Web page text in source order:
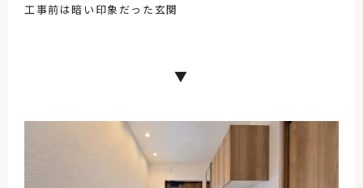
工事前は暗い印象だった玄関
▼